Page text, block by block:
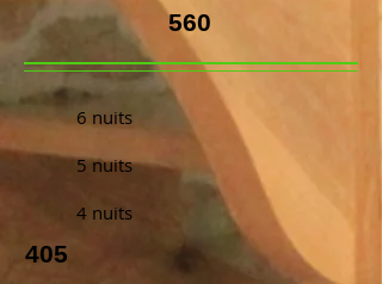
560
6 nuits
5 nuits
4 nuits
405